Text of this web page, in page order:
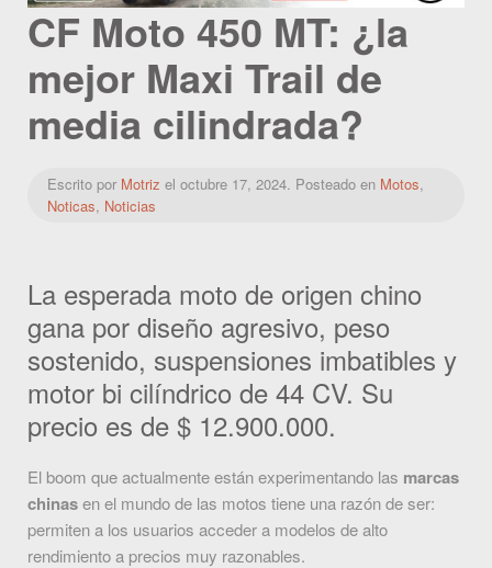
CF Moto 450 MT: ¿la
mejor Maxi Trail de
media cilindrada?
Escrito por Motriz el octubre 17, 2024. Posteado en Motos,
Noticas, Noticias
La esperada moto de origen chino
gana por diseño agresivo, peso
sostenido, suspensiones imbatibles y
motor bi cilíndrico de 44 CV. Su
precio es de $ 12.900.000.
El boom que actualmente están experimentando las marcas
chinasen el mundo de las motos tiene una razón de ser:
permiten a los usuarios acceder a modelos de alto
rendimiento a precios muy razonables.